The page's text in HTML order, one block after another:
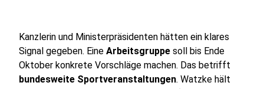
Kanzlerin und Ministerpräsidenten hätten ein klares
Signal gegeben. Eine Arbeitsgruppe soll bis Ende
Oktober konkrete Vorschläge machen. Das betrifft
bundesweite Sportveranstaltungen. Watzke hält